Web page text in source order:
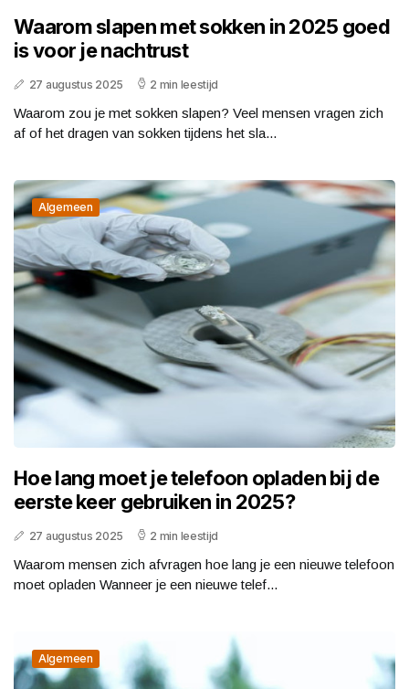
Waarom slapen met sokken in 2025 goed
is voor je nachtrust
27 augustus 2025 2 min leestijd
Waarom zou je met sokken slapen? Veel mensen vragen zich
af of het dragen van sokken tijdens het sla...
Algemeen
Hoe lang moet je telefoon opladen bij de
eerste keer gebruiken in 2025?
27 augustus 2025 2 min leestijd
Waarom mensen zich afvragen hoe lang je een nieuwe telefoon
moet opladen Wanneer je een nieuwe telef...
Algemeen